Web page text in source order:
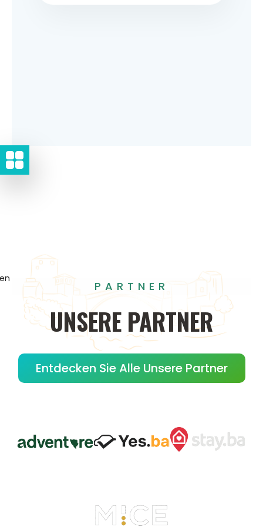
PARTNER
UNSERE PARTNER
Entdecken Sie Alle Unsere Partner